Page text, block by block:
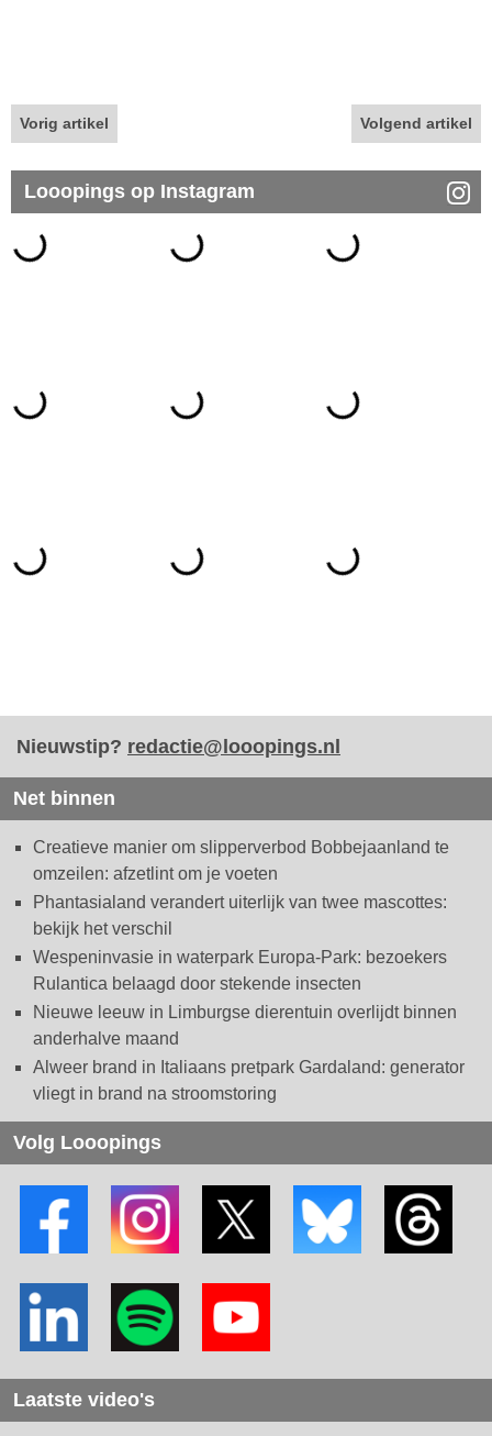
Vorig artikel Volgend artikel
Looopings op Instagram
Nieuwstip? redactie@looopings.nl
Net binnen
Creatieve manier om slipperverbod Bobbejaanland te
omzeilen: afzetlint om je voeten
Phantasialand verandert uiterlijk van twee mascottes:
bekijk het verschil
Wespeninvasie in waterpark Europa-Park: bezoekers
Rulantica belaagd door stekende insecten
Nieuwe leeuw in Limburgse dierentuin overlijdt binnen
anderhalve maand
Alweer brand in Italiaans pretpark Gardaland: generator
vliegt in brand na stroomstoring
Volg Looopings
Laatste video's